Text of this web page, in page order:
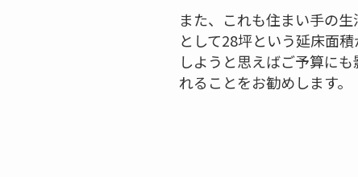
また、これも住まい手の
として28坪という延床面
しようと思えばご予算に
れることをお勧めします。